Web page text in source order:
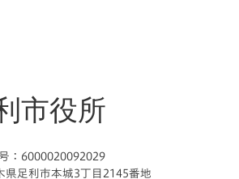
市役所
：6000020092029
県足利市本城3丁目2145番地